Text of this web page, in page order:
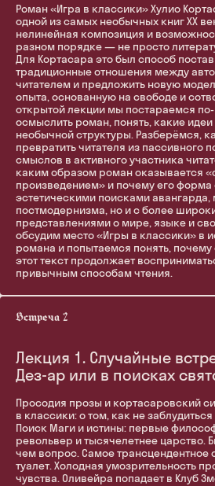
Роман «Игра в классики» Хулио
одной из самых необычных книг XX
нелинейная композиция и
разном порядке — не просто
Для Кортасара это был способ
традиционные отношения между
читателем и предложить новую
опыта, основанную на свободе и
открытой лекции мы постараемся
осмыслить роман, понять, какие идеи
необычной структуры. Разберёмся,
превратить читателя из пассивного
смыслов в активного участника
каким образом роман оказывается
произведением» и почему его форма
эстетическими поисками
постмодернизма, но и с более
представлениями о мире, языке и
обсудим место «Игры в классики» в
романа и попытаемся понять, почему
этот текст продолжает
привычным способам чтения.
Лекция 1. Случайные
Дез-ар или в поисках
Просодия прозы и кортасаровский
в классики: о том, как не
Поиск Маги и истины: первые
револьвер и тысячелетнее царство.
чем вопрос. Самое трансцендентное
туалет. Холодная умозрительность
чувства. Оливейра попадает в Клуб